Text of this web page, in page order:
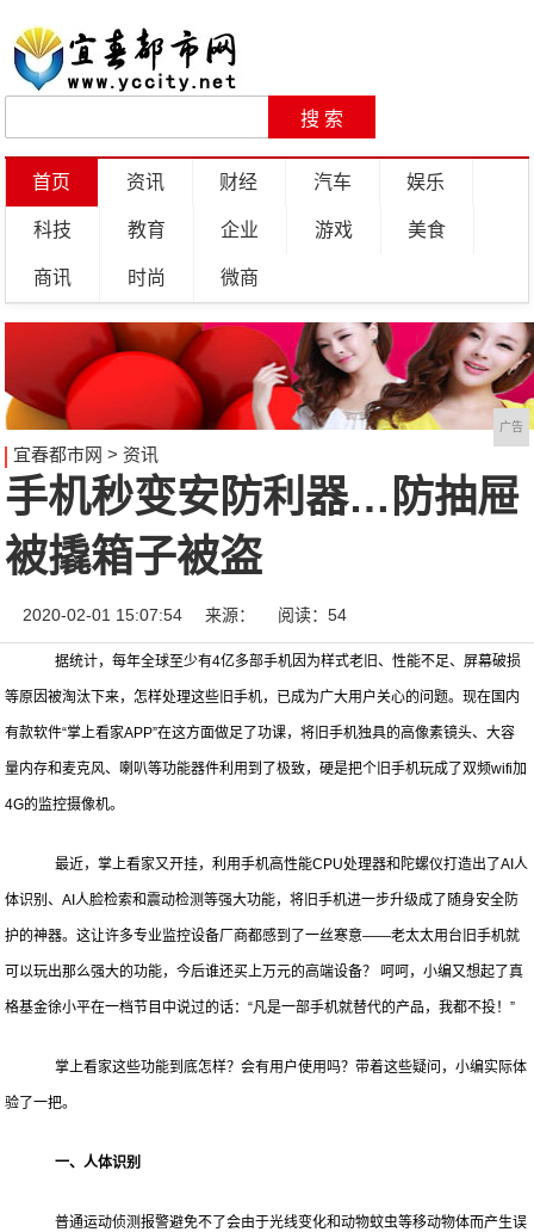
首页 资讯 财经 汽车 娱乐
科技 教育 企业 游戏 美食
商讯 时尚 微商
广告
宜春都市网 > 资讯
手机秒变安防利器…防抽屉
被撬箱子被盗
2020-02-01 15:07:54 来源： 阅读：54
据统计，每年全球至少有4亿多部手机因为样式老旧、性能不足、屏幕破损
等原因被淘汰下来，怎样处理这些旧手机，已成为广大用户关心的问题。现在国内
有款软件“掌上看家APP”在这方面做足了功课，将旧手机独具的高像素镜头、大容
量内存和麦克风、喇叭等功能器件利用到了极致，硬是把个旧手机玩成了双频wifi加
4G的监控摄像机。
最近，掌上看家又开挂，利用手机高性能CPU处理器和陀螺仪打造出了AI人
体识别、AI人脸检索和震动检测等强大功能，将旧手机进一步升级成了随身安全防
护的神器。这让许多专业监控设备厂商都感到了一丝寒意——老太太用台旧手机就
可以玩出那么强大的功能，今后谁还买上万元的高端设备？ 呵呵，小编又想起了真
格基金徐小平在一档节目中说过的话：“凡是一部手机就替代的产品，我都不投！”
掌上看家这些功能到底怎样？会有用户使用吗？带着这些疑问，小编实际体
验了一把。
一、人体识别
普通运动侦测报警避免不了会由于光线变化和动物蚊虫等移动物体而产生误